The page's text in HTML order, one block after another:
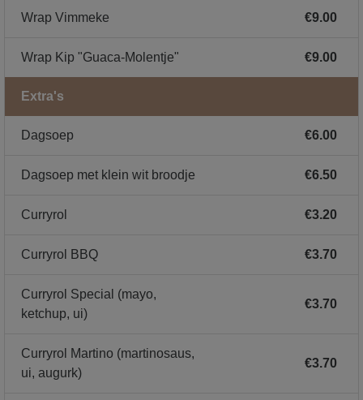
Wrap Vimmeke €9.00
Wrap Kip "Guaca-Molentje" €9.00
Extra's
Dagsoep €6.00
Dagsoep met klein wit broodje €6.50
Curryrol €3.20
Curryrol BBQ €3.70
Curryrol Special (mayo,
ketchup, ui)
€3.70
Curryrol Martino (martinosaus,
ui, augurk)
€3.70